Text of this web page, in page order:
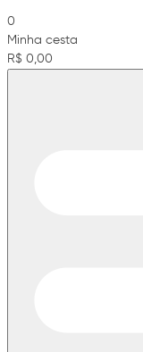
0
Minha cesta
R$ 0,00